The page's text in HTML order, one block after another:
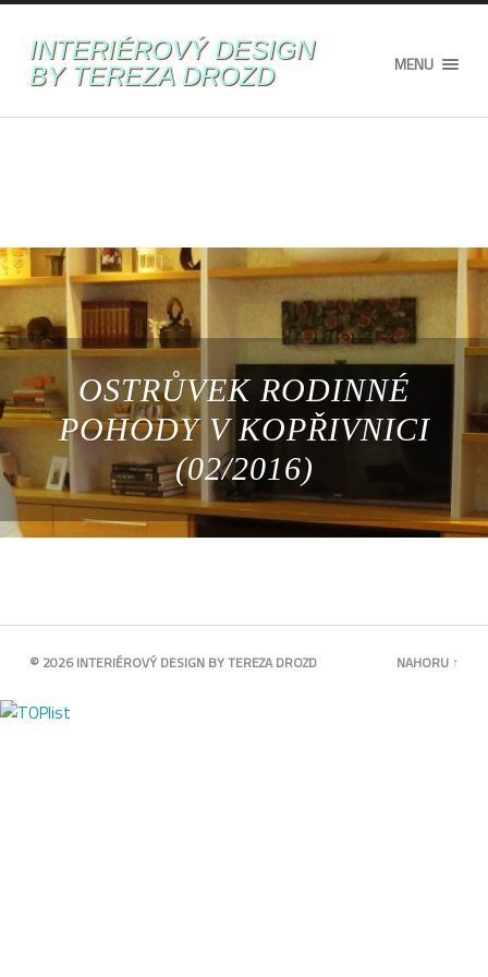
INTERIÉROVÝ DESIGN
BY TEREZA DROZD
MENU
OSTRŮVEK RODINNÉ
POHODY V KOPŘIVNICI
(02/2016)
© 2026INTERIÉROVÝ DESIGN BY TEREZA DROZD NAHORU ↑